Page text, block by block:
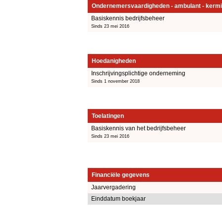
Ondernemersvaardigheden - ambulant -
Basiskennis bedrijfsbeheer
Sinds 23 mei 2016
Hoedanigheden
Inschrijvingsplichtige onderneming
Sinds 1 november 2018
Toelatingen
Basiskennis van het bedrijfsbeheer
Sinds 23 mei 2016
Financiële gegevens
Jaarvergadering
Einddatum boekjaar